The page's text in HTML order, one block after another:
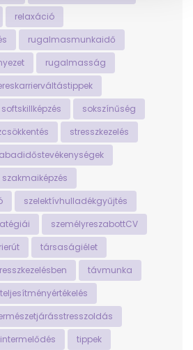
relaxáció
rugalmasmunkaidő
rugalmasság
softskillképzés
sokszínűség
stresszkezelés
szakmaiképzés
szelektívhulladékgyűjtés
személyreszabottCV
társaságiélet
távmunka
teljesítményértékelés
tippek